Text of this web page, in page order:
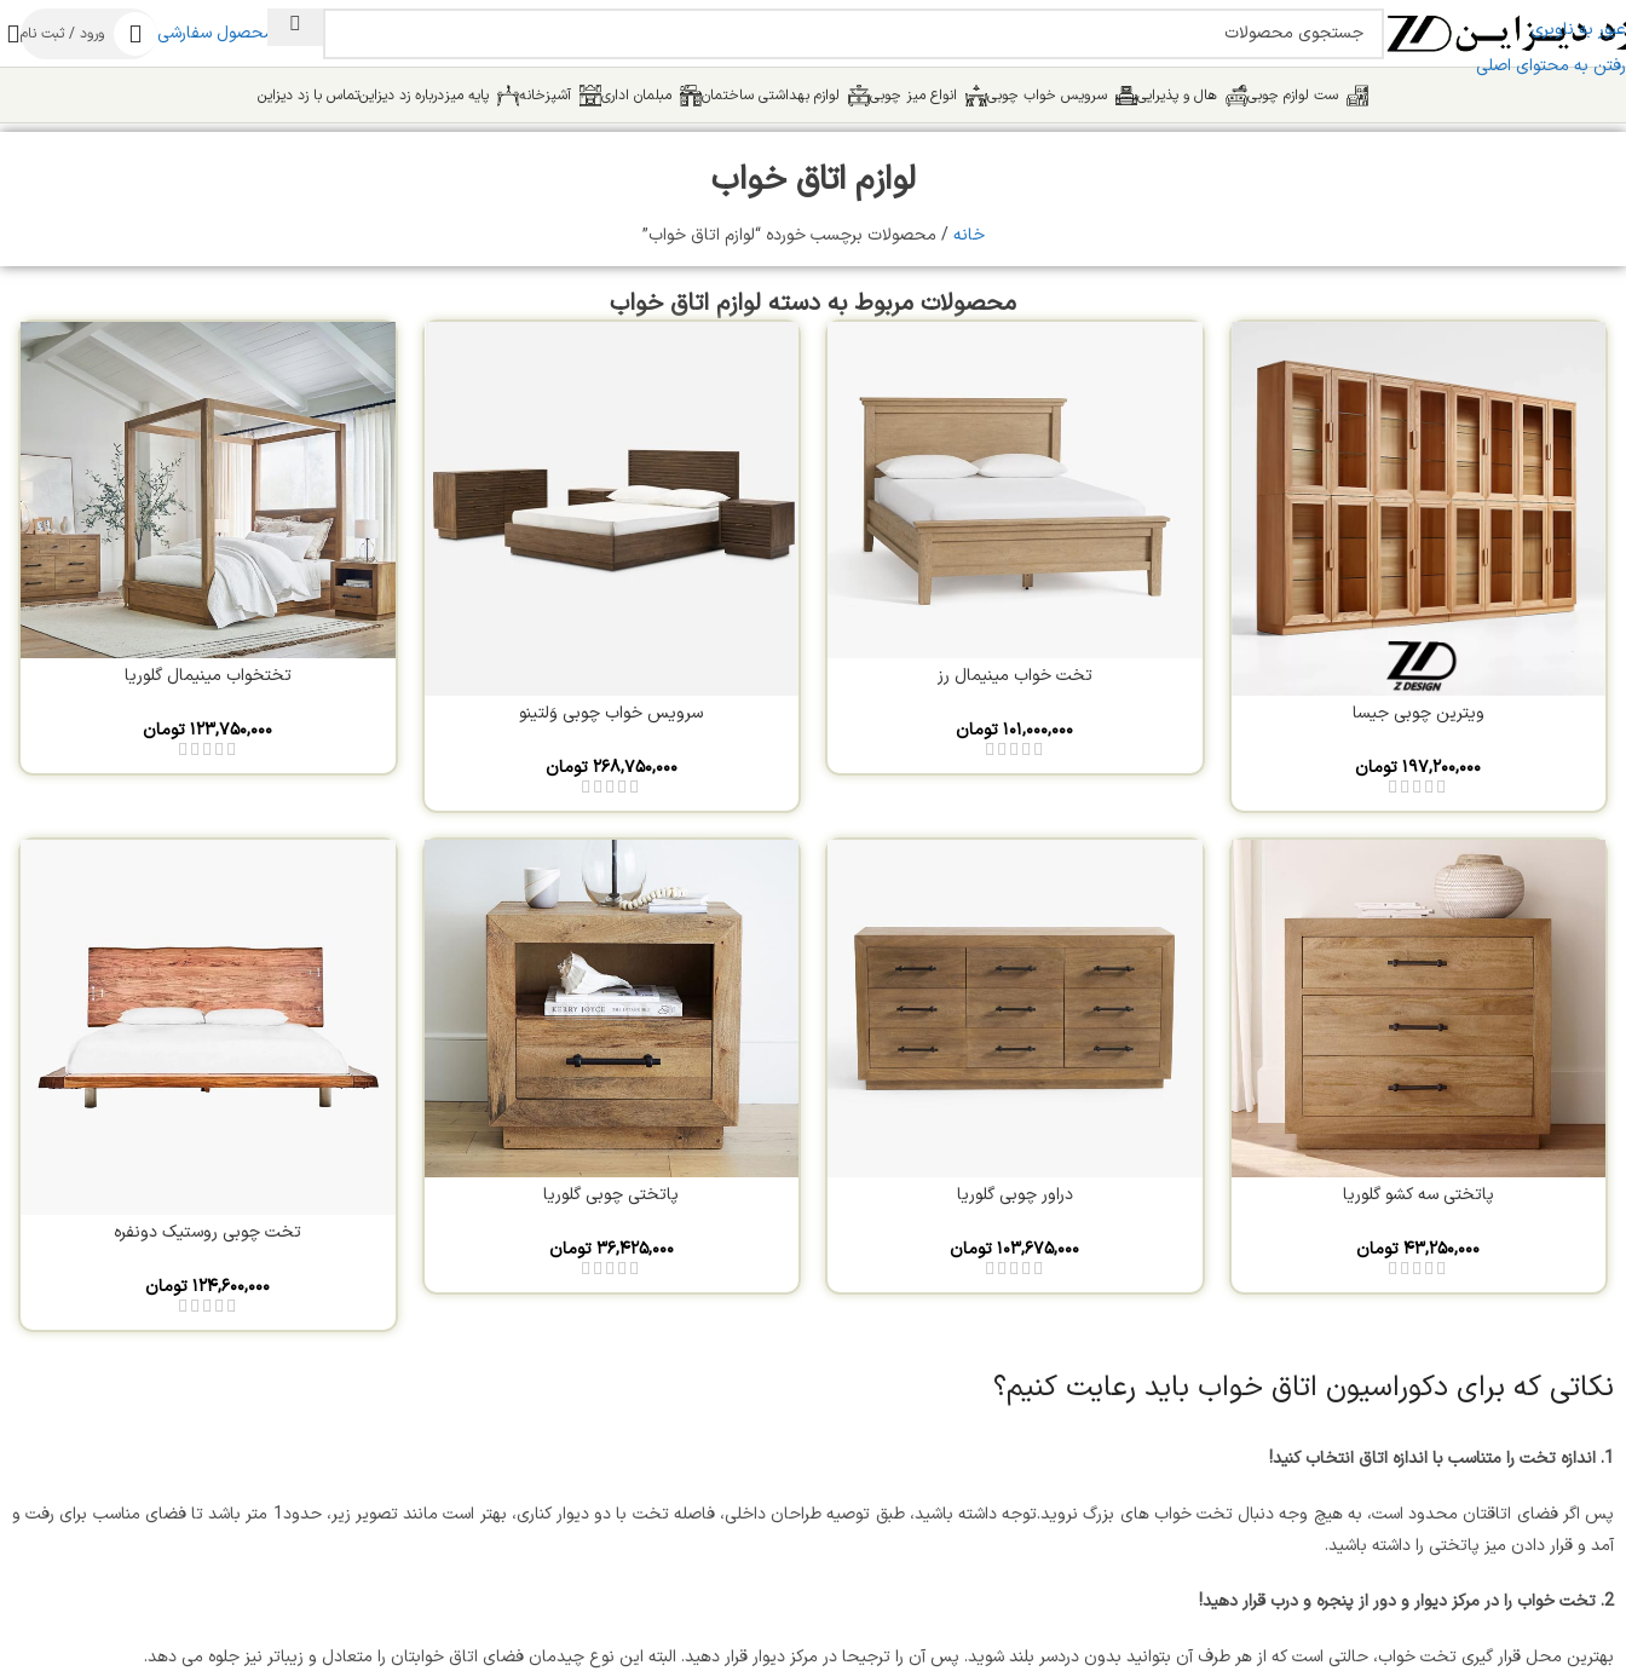
عبور به ناوبری
رفتن به محتوای اصلی
ساخت محصول سفارشی ورود / ثبت نام
ست لوازم چوبی هال و پذیرایی سرویس خواب چوبی انواع میز چوبی لوازم بهداشتی ساختمان مبلمان اداری آشپزخانه پایه میزدرباره زد دیزاینتماس با زد دیزاین
لوازم اتاق خواب
خانه محصولات برچسب خورده “لوازم اتاق خواب”
محصولات مربوط به دسته لوازم اتاق خواب
ویترین چوبی جیسا
۱۹۷,۲۰۰,۰۰۰ تومان
تخت خواب مینیمال رز
۱۰۱,۰۰۰,۰۰۰ تومان
سرویس خواب چوبی وَلتینو
۲۶۸,۷۵۰,۰۰۰ تومان
تختخواب مینیمال گلوریا
۱۲۳,۷۵۰,۰۰۰ تومان
پاتختی سه کشو گلوریا
۴۳,۲۵۰,۰۰۰ تومان
دراور چوبی گلوریا
۱۰۳,۶۷۵,۰۰۰ تومان
پاتختی چوبی گلوریا
۳۶,۴۲۵,۰۰۰ تومان
تخت چوبی روستیک دونفره
۱۲۴,۶۰۰,۰۰۰ تومان
نکاتی که برای دکوراسیون اتاق خواب باید رعایت کنیم؟
1. اندازه تخت را متناسب با اندازه اتاق انتخاب کنید!
پس اگر فضای اتاقتان محدود است، به هیچ وجه دنبال تخت خواب های بزرگ نروید.توجه داشته باشید، طبق توصیه طراحان داخلی، فاصله تخت با دو دیوار کناری، بهتر است مانند تصویر زیر، حدود1 متر باشد تا فضای مناسب برای رفت و
آمد و قرار دادن میز پاتختی را داشته باشید.
2. تخت خواب را در مرکز دیوار و دور از پنجره و درب قرار دهید!
بهترین محل قرار گیری تخت خواب، حالتی است که از هر طرف آن بتوانید بدون دردسر بلند شوید. پس آن را ترجیحا در مرکز دیوار قرار دهید. البته این نوع چیدمان فضای اتاق خوابتان را متعادل و زیباتر نیز جلوه می دهد.